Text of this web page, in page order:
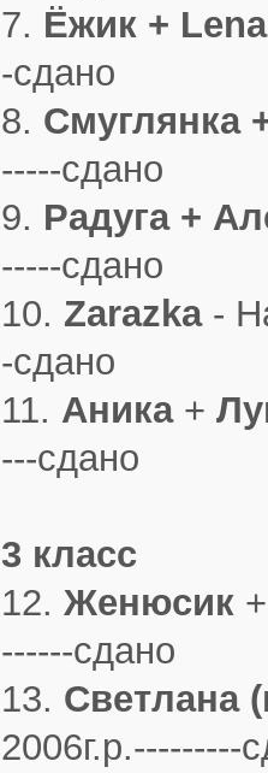
7. Ёжик + Lena
-сдано
8. Смуглянка
-----сдано
9. Радуга +
-----сдано
10. Zarazka-
-сдано
11. Аника+
---сдано
3 класс
12. Женюсик+
------сдано
13. Светлана
2006г.р.---------